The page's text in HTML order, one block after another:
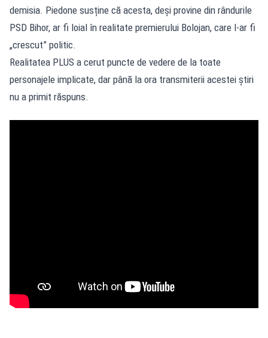
demisia. Piedone susține că acesta, deși provine din rândurile
PSD Bihor, ar fi loial în realitate premierului Bolojan, care l-ar fi
„crescut” politic.
Realitatea PLUS a cerut puncte de vedere de la toate
personajele implicate, dar până la ora transmiterii acestei știri
nu a primit răspuns.